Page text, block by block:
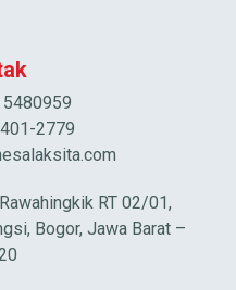
2779
RT 02/01,
Bogor, Jawa Barat –